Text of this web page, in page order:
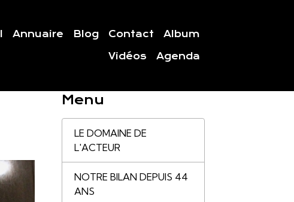
Annuaire Blog Contact Album
Vidéos Agenda
Menu
LE DOMAINE DE
L'ACTEUR
NOTRE BILAN DEPUIS 44
ANS